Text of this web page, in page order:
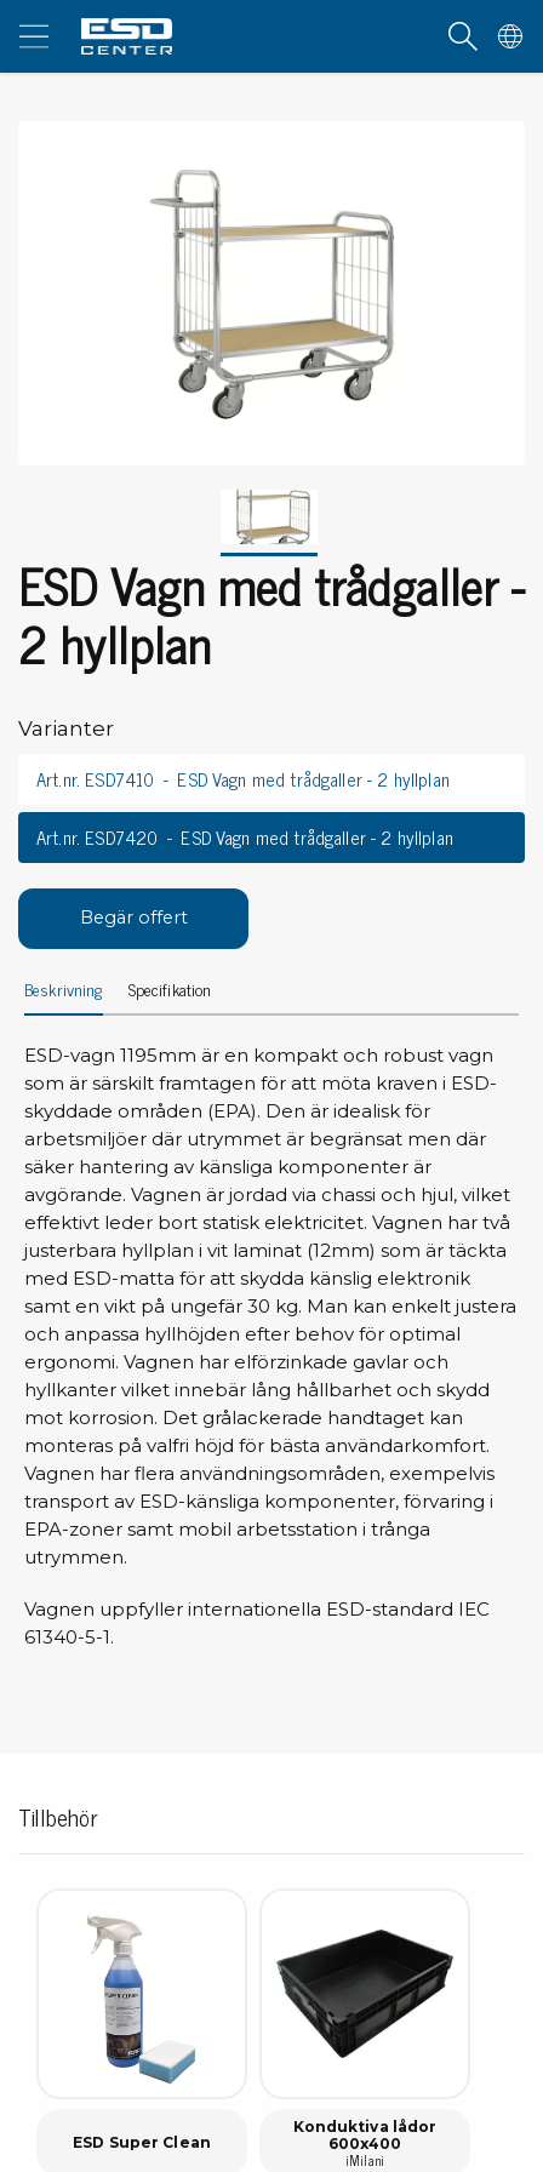
ESD Vagn med trådgaller -
2 hyllplan
Varianter
Art.nr. ESD7410
ESD Vagn med trådgaller - 2 hyllplan
Art.nr. ESD7420
ESD Vagn med trådgaller - 2 hyllplan
Begär offert
Beskrivning Specifikation
ESD-vagn 1195mm är en kompakt och robust vagn
som är särskilt framtagen för att möta kraven i ESD-
skyddade områden (EPA). Den är idealisk för
arbetsmiljöer där utrymmet är begränsat men där
säker hantering av känsliga komponenter är
avgörande. Vagnen är jordad via chassi och hjul, vilket
effektivt leder bort statisk elektricitet. Vagnen har två
justerbara hyllplan i vit laminat (12mm) som är täckta
med ESD-matta för att skydda känslig elektronik
samt en vikt på ungefär 30 kg. Man kan enkelt justera
och anpassa hyllhöjden efter behov för optimal
ergonomi. Vagnen har elförzinkade gavlar och
hyllkanter vilket innebär lång hållbarhet och skydd
mot korrosion. Det grålackerade handtaget kan
monteras på valfri höjd för bästa användarkomfort.
Vagnen har flera användningsområden, exempelvis
transport av ESD-känsliga komponenter, förvaring i
EPA-zoner samt mobil arbetsstation i trånga
utrymmen.
Vagnen uppfyller internationella ESD-standard IEC
61340-5-1.
Tillbehör
ESD Super Clean
Konduktiva lådor
600x400
iMilani